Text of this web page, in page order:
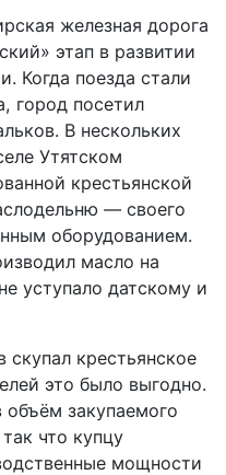
железная дорога
этап в развитии
Когда поезда стали
город посетил
В нескольких
Утятском
крестьянской
— своего
оборудованием.
масло на
уступало датскому и
скупал крестьянское
это было выгодно.
объём закупаемого
так что купцу
мощности